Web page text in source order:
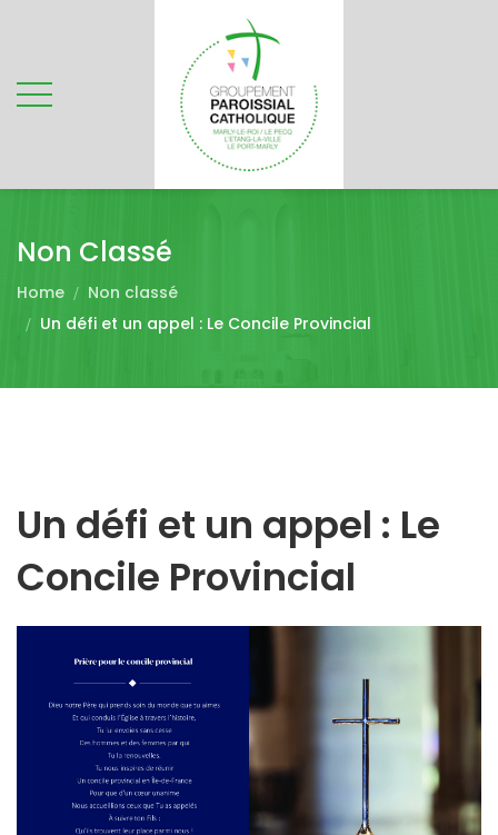
Non Classé
Home
Non classé
Un défi et un appel : Le Concile Provincial
Un défi et un appel : Le
Concile Provincial